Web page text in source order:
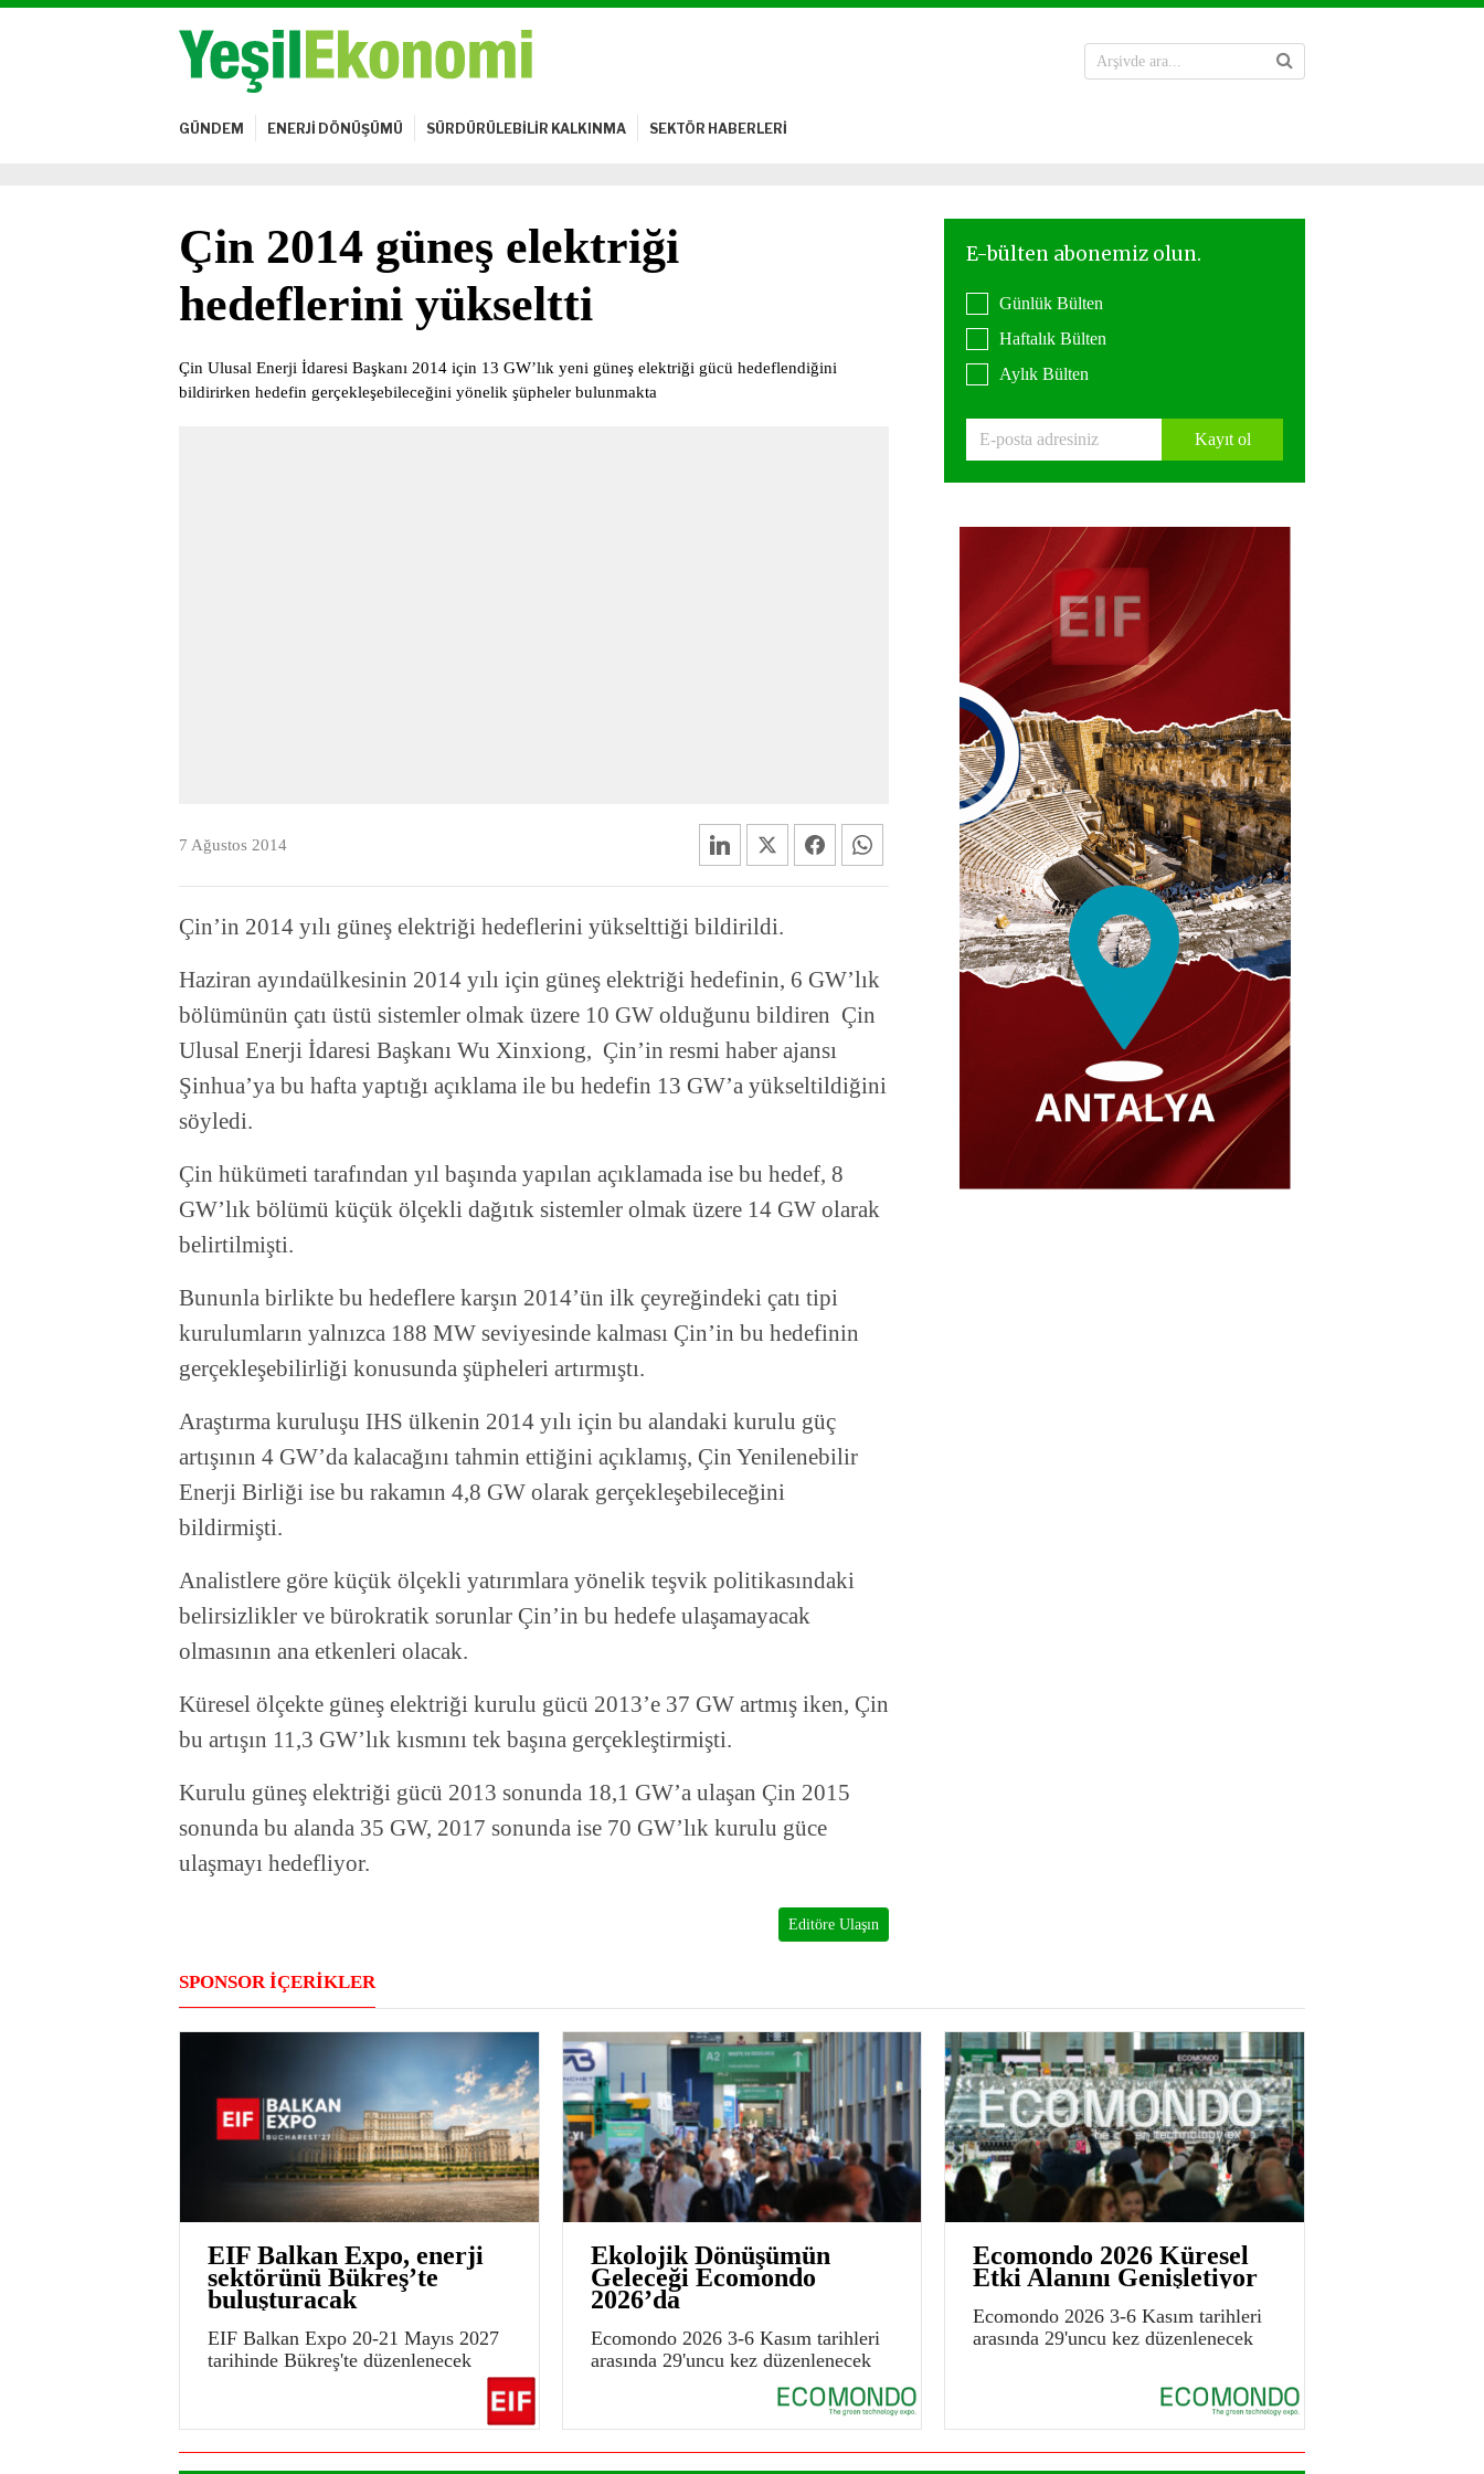
GÜNDEM ENERJİ DÖNÜŞÜMÜ SÜRDÜRÜLEBİLİR KALKINMA SEKTÖR HABERLERİ
Çin 2014 güneş elektriği
hedeflerini yükseltti
Çin Ulusal Enerji İdaresi Başkanı 2014 için 13 GW’lık yeni güneş elektriği gücü hedeflendiğini
bildirirken hedefin gerçekleşebileceğini yönelik şüpheler bulunmakta
7 Ağustos 2014
Çin’in 2014 yılı güneş elektriği hedeflerini yükselttiği bildirildi.
Haziran ayındaülkesinin 2014 yılı için güneş elektriği hedefinin, 6 GW’lık
bölümünün çatı üstü sistemler olmak üzere 10 GW olduğunu bildiren Çin
Ulusal Enerji İdaresi Başkanı Wu Xinxiong, Çin’in resmi haber ajansı
Şinhua’ya bu hafta yaptığı açıklama ile bu hedefin 13 GW’a yükseltildiğini
söyledi.
Çin hükümeti tarafından yıl başında yapılan açıklamada ise bu hedef, 8
GW’lık bölümü küçük ölçekli dağıtık sistemler olmak üzere 14 GW olarak
belirtilmişti.
Bununla birlikte bu hedeflere karşın 2014’ün ilk çeyreğindeki çatı tipi
kurulumların yalnızca 188 MW seviyesinde kalması Çin’in bu hedefinin
gerçekleşebilirliği konusunda şüpheleri artırmıştı.
Araştırma kuruluşu IHS ülkenin 2014 yılı için bu alandaki kurulu güç
artışının 4 GW’da kalacağını tahmin ettiğini açıklamış, Çin Yenilenebilir
Enerji Birliği ise bu rakamın 4,8 GW olarak gerçekleşebileceğini
bildirmişti.
Analistlere göre küçük ölçekli yatırımlara yönelik teşvik politikasındaki
belirsizlikler ve bürokratik sorunlar Çin’in bu hedefe ulaşamayacak
olmasının ana etkenleri olacak.
Küresel ölçekte güneş elektriği kurulu gücü 2013’e 37 GW artmış iken, Çin
bu artışın 11,3 GW’lık kısmını tek başına gerçekleştirmişti.
Kurulu güneş elektriği gücü 2013 sonunda 18,1 GW’a ulaşan Çin 2015
sonunda bu alanda 35 GW, 2017 sonunda ise 70 GW’lık kurulu güce
ulaşmayı hedefliyor.
Editöre Ulaşın
Günlük Bülten
Haftalık Bülten
Aylık Bülten
Kayıt ol
SPONSOR İÇERİKLER
EIF Balkan Expo, enerji
sektörünü Bükreş’te
buluşturacak
EIF Balkan Expo 20-21 Mayıs 2027
tarihinde Bükreş'te düzenlenecek
Ekolojik Dönüşümün
Geleceği Ecomondo
2026’da
Ecomondo 2026 3-6 Kasım tarihleri
arasında 29'uncu kez düzenlenecek
Ecomondo 2026 Küresel
Etki Alanını Genişletiyor
Ecomondo 2026 3-6 Kasım tarihleri
arasında 29'uncu kez düzenlenecek